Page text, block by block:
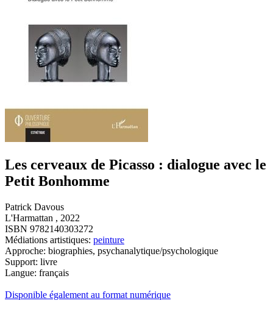
Les cerveaux de Picasso : dialogue avec le
Petit Bonhomme
Patrick Davous
L'Harmattan , 2022
ISBN 9782140303272
Médiations artistiques: peinture
Approche: biographies, psychanalytique/psychologique
Support: livre
Langue: français
Disponible également au format numérique